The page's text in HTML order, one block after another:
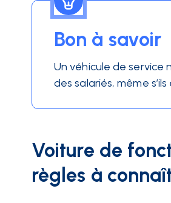
Bon à savoir
Un véhicule de service
des salariés, même
Voiture de
règles à